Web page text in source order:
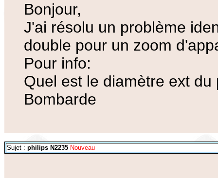
Bonjour,
J'ai résolu un problème
double pour un zoom
Pour info:
Quel est le diamètre ext
Bombarde
Sujet : philips N2235 Nouveau